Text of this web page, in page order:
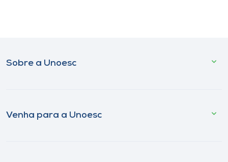
Sobre a Unoesc
Venha para a Unoesc